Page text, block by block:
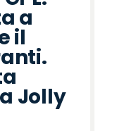
a
il
Jolly